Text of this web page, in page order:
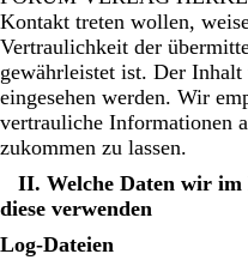
Kontakt treten wollen,
Vertraulichkeit der
gewährleistet ist. Der
eingesehen werden. Wir
vertrauliche Informationen
zukommen zu lassen.
II. Welche Daten wir im
diese verwenden
Log-Dateien